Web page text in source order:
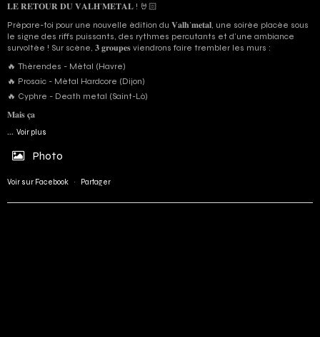
𝐋𝐄 𝐑𝐄𝐓𝐎𝐔𝐑 𝐃𝐔 𝐕𝐀𝐋𝐇’𝐌𝐄𝐓𝐀𝐋 ! 🤘🏻
Prépare-toi pour une nouvelle édition du 𝐕𝐚𝐥𝐡’𝐦𝐞𝐭𝐚𝐥, une soirée placée sous
le signe des riffs puissants, des rythmes percutants et d'une ambiance
survoltée ! Sur scène, 𝟑 𝐠𝐫𝐨𝐮𝐩𝐞𝐬 viendrons faire trembler les murs :
🔥 Thérendes - Métal (Havre)
🔥 Prosaic - Métal Hardcore (Dijon)
🔥 Cyphre - Death metal (Saint-Lô)
𝐌𝐚𝐢𝐬 𝐜̧𝐚
... Voir plus
Photo
Voir sur Facebook · Partager